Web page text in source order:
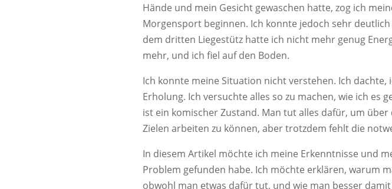
Hände und mein Gesicht gewaschen hatte, zog ich
Morgensport beginnen. Ich konnte jedoch sehr
dem dritten Liegestütz hatte ich nicht mehr genug
mehr, und ich fiel auf den Boden.
Ich konnte meine Situation nicht verstehen. Ich
Erholung. Ich versuchte alles so zu machen, wie ich es
ist ein komischer Zustand. Man tut alles dafür, um
Zielen arbeiten zu können, aber trotzdem fehlt die
In diesem Artikel möchte ich meine Erkenntnisse und
Problem gefunden habe. Ich möchte erklären, warum
obwohl man etwas dafür tut, und wie man besser